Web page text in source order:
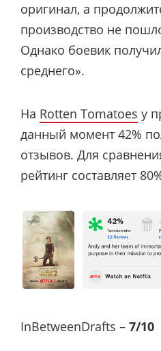
оригинал, а
производство не
Однако боевик
среднего».
На Rotten Tomatoes у
данный момент 42%
отзывов. Для
рейтинг составляет
InBetweenDrafts – 7/10